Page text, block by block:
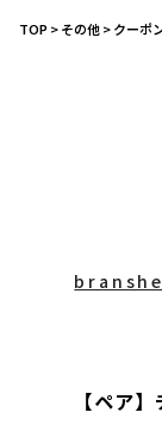
TOP>その他>クーポ
【ペア